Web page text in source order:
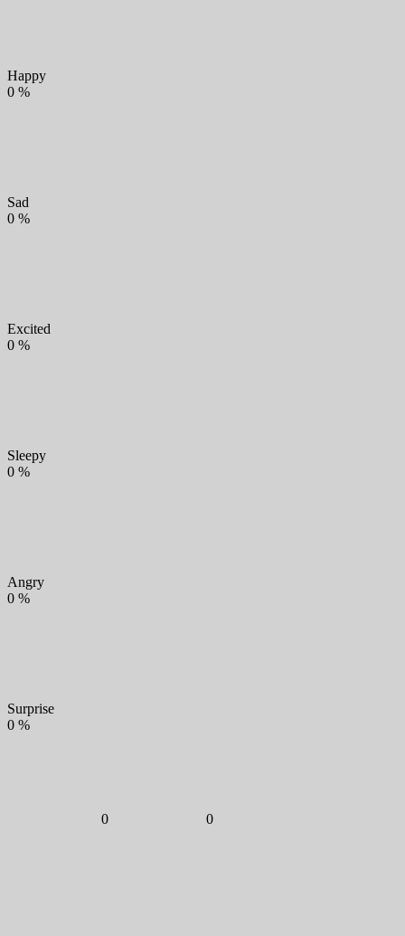
Happy
0 %
Sad
0 %
Excited
0 %
Sleepy
0 %
Angry
0 %
Surprise
0 %
0 0